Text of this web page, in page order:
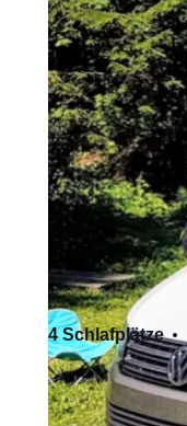
4 Schlafplätze